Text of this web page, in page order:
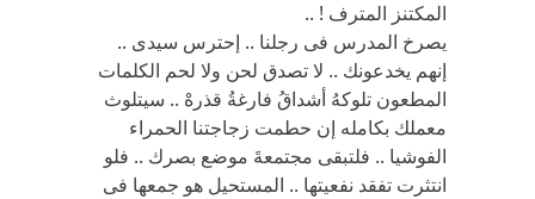
المكتنز المترف ! ..
يصرخ المدرس فى رجلنا .. إحترس سيدى ..
إنهم يخدعونك .. لا تصدق لحن ولا لحم الكلمات
المطعون تلوكهُ أشداقُ فارغةُ قذرهْ .. سيتلوث
معملك بكامله إن حطمت زجاجتنا الحمراء
الفوشيا .. فلتبقى مجتمعةَ موضع بصرك .. فلو
انتثرت تفقد نفعيتها .. المستحيل هو جمعها فى